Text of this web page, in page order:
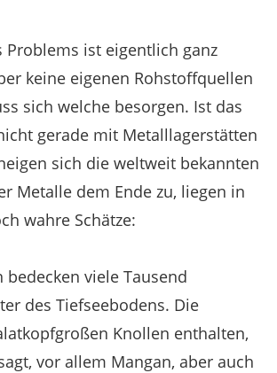
Problems ist eigentlich ganz
keine eigenen Rohstoffquellen
sich welche besorgen. Ist das
gerade mit Metalllagerstätten
sich die weltweit bekannten
Metalle dem Ende zu, liegen in
wahre Schätze:
bedecken viele Tausend
des Tiefseebodens. Die
Knollen enthalten,
vor allem Mangan, aber auch